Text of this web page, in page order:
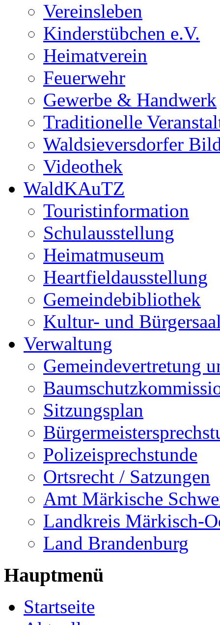
Vereinsleben
Kinderstübchen e.V.
Heimatverein
Feuerwehr
Gewerbe & Handwerk
Traditionelle
Waldsieversdorfer
Videothek
WaldKAuTZ
Touristinformation
Schulausstellung
Heimatmuseum
Heartfieldausstellung
Gemeindebibliothek
Kultur- und
Verwaltung
Gemeindevertretung
Sitzungsplan
Polizeisprechstunde
Ortsrecht / Satzungen
Amt Märkische
Landkreis Märkisch-
Land Brandenburg
Hauptmenü
Startseite